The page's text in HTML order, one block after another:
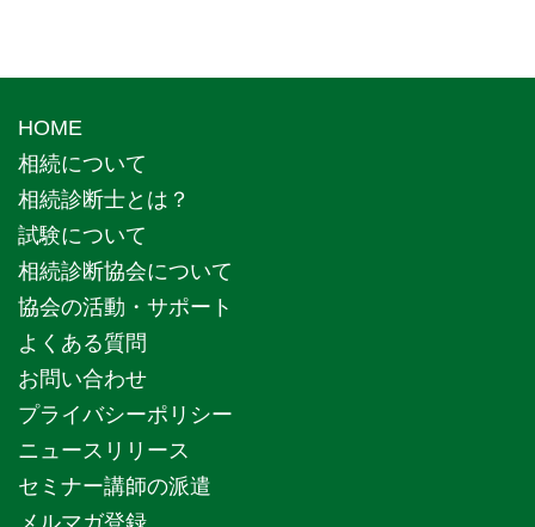
HOME
相続について
相続診断士とは？
試験について
相続診断協会について
協会の活動・サポート
よくある質問
お問い合わせ
プライバシーポリシー
ニュースリリース
セミナー講師の派遣
メルマガ登録